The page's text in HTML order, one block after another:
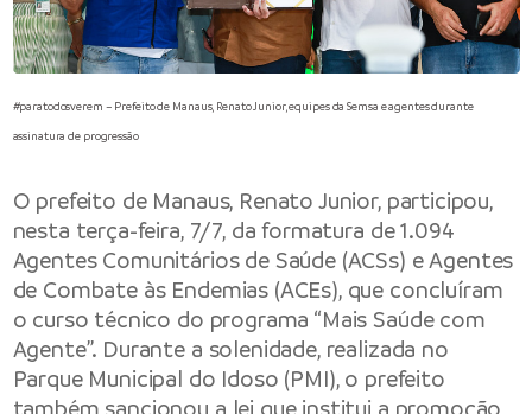
#paratodosverem – Prefeito de Manaus, Renato Junior, equipes da Semsa e agentes durante
assinatura de progressão
O prefeito de Manaus, Renato Junior, participou,
nesta terça-feira, 7/7, da formatura de 1.094
Agentes Comunitários de Saúde (ACSs) e Agentes
de Combate às Endemias (ACEs), que concluíram
o curso técnico do programa “Mais Saúde com
Agente”. Durante a solenidade, realizada no
Parque Municipal do Idoso (PMI), o prefeito